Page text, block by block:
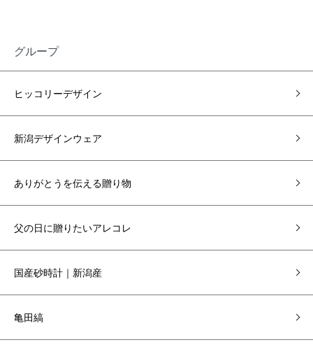
グループ
ヒッコリーデザイン
新潟デザインウェア
ありがとうを伝える贈り物
父の日に贈りたいアレコレ
国産砂時計｜新潟産
亀田縞